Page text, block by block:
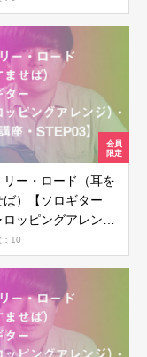
】
リー・ロード（耳を
ば）【ソロギター
ロッピングアレン
級者講座・
】
：10